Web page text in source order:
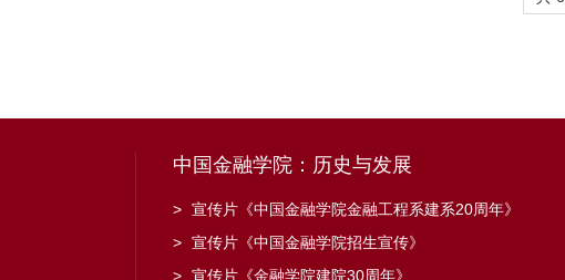
中国金融学院：历史与发展
> 宣传片《中国金融学院金融工程系建系20周年》
> 宣传片《中国金融学院招生宣传》
> 宣传片《金融学院建院30周年》